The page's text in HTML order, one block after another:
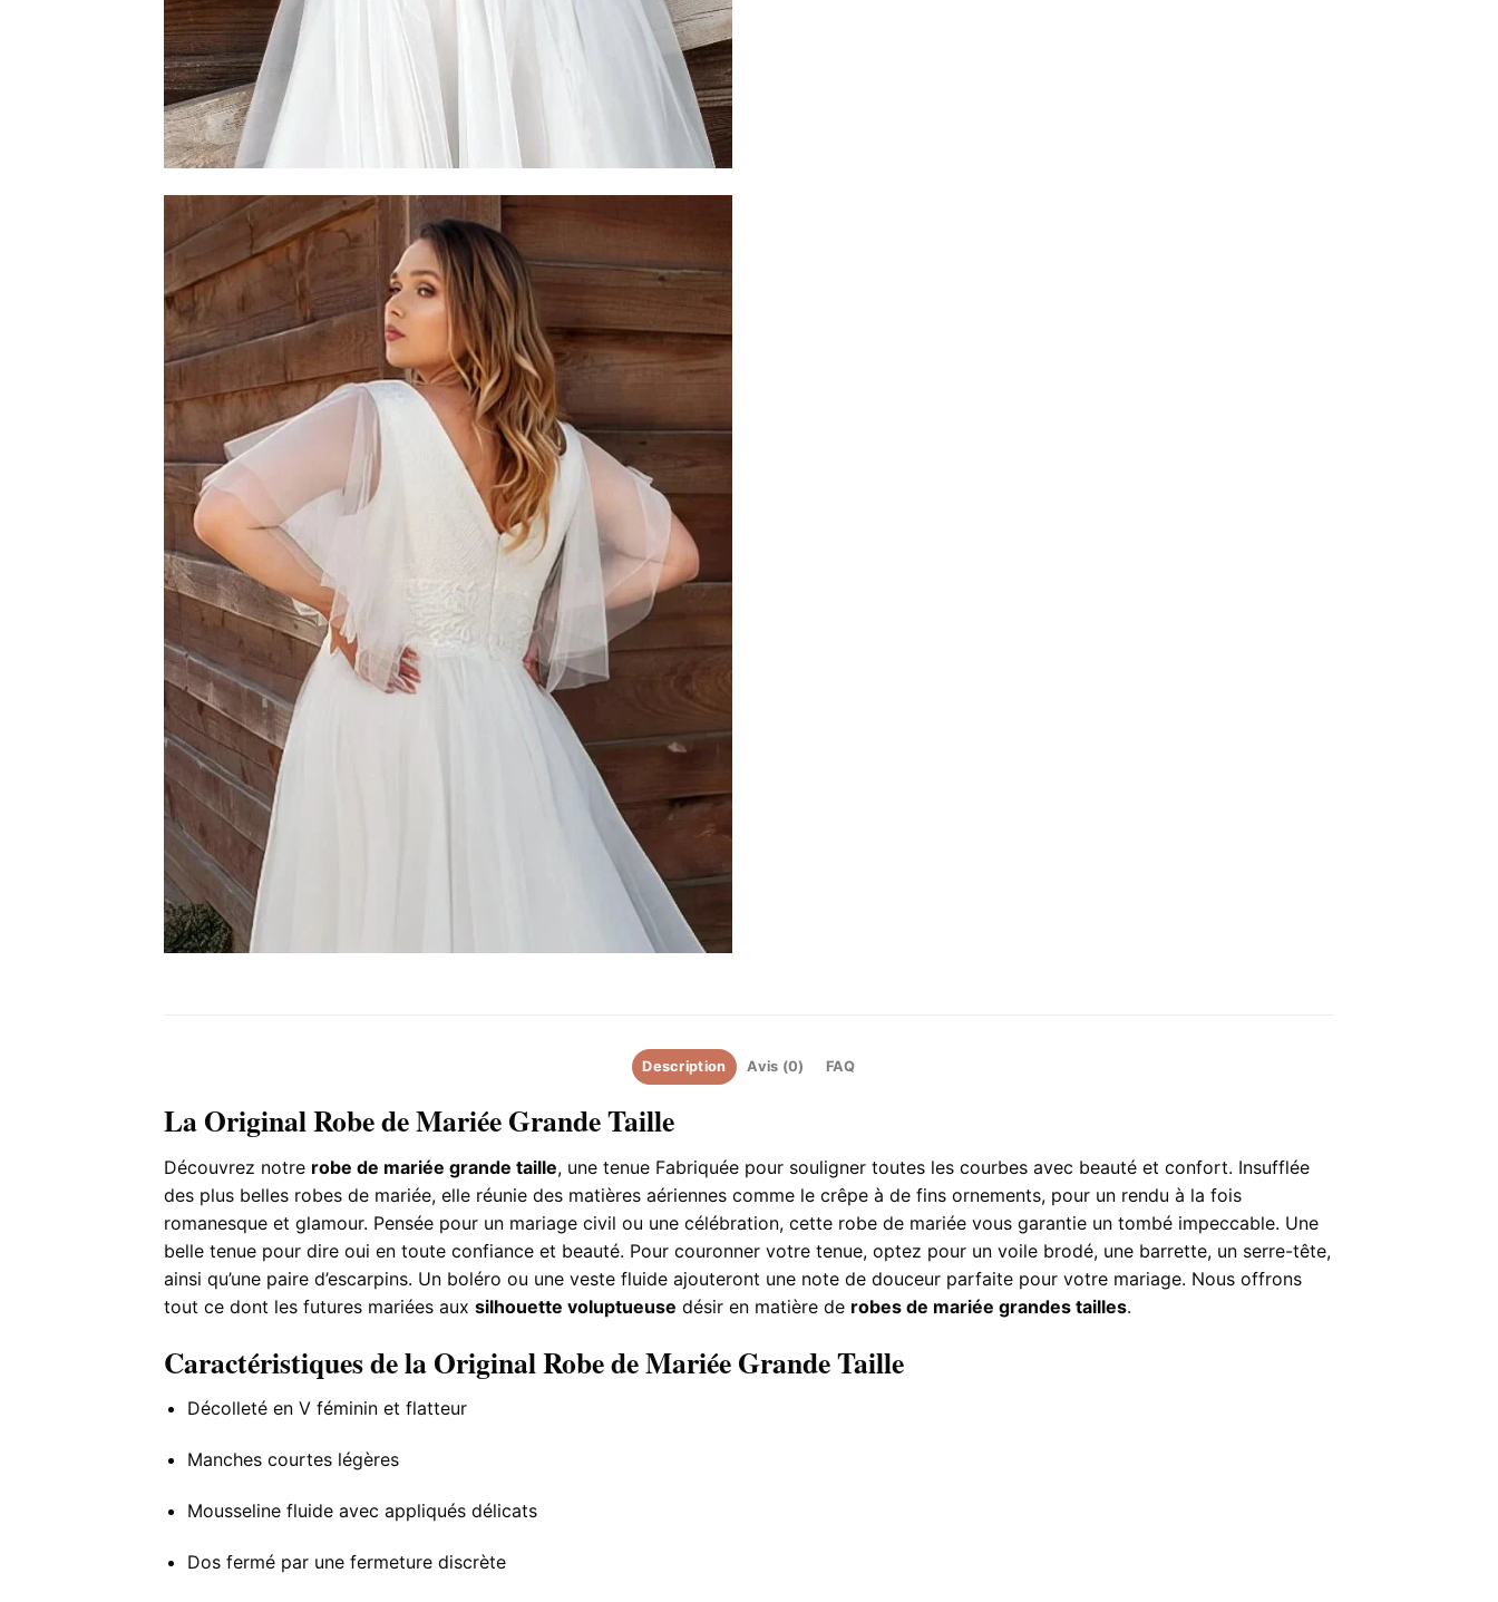
Description Avis (0) FAQ
La Original Robe de Mariée Grande Taille
Découvrez notre robe de mariée grande taille, une tenue Fabriquée pour souligner toutes les courbes avec beauté et confort. Insufflée
des plus belles robes de mariée, elle réunie des matières aériennes comme le crêpe à de fins ornements, pour un rendu à la fois
romanesque et glamour. Pensée pour un mariage civil ou une célébration, cette robe de mariée vous garantie un tombé impeccable. Une
belle tenue pour dire oui en toute confiance et beauté. Pour couronner votre tenue, optez pour un voile brodé, une barrette, un serre-tête,
ainsi qu’une paire d’escarpins. Un boléro ou une veste fluide ajouteront une note de douceur parfaite pour votre mariage. Nous offrons
tout ce dont les futures mariées aux silhouette voluptueuse désir en matière de robes de mariée grandes tailles.
Caractéristiques de la Original Robe de Mariée Grande Taille
Décolleté en V féminin et flatteur
Manches courtes légères
Mousseline fluide avec appliqués délicats
Dos fermé par une fermeture discrète